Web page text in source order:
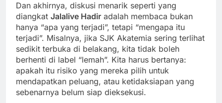
Dan akhirnya, diskusi menarik seperti yang
diangkat Jalalive Hadir adalah membaca bukan
hanya “apa yang terjadi”, tetapi “mengapa itu
terjadi”. Misalnya, jika SJK Akatemia sering terlihat
sedikit terbuka di belakang, kita tidak boleh
berhenti di label “lemah”. Kita harus bertanya:
apakah itu risiko yang mereka pilih untuk
mendapatkan peluang, atau ketidaksiapan yang
sebenarnya belum siap dieksekusi.